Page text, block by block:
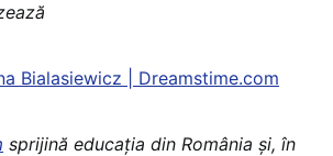
Bialasiewicz | Dreamstime.com
sprijină educaţia din România şi, în